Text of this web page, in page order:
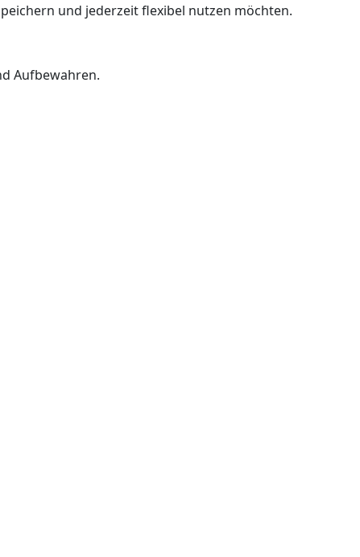
und jederzeit flexibel nutzen möchten.
Aufbewahren.